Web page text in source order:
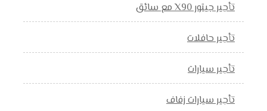
تأجير جيتور X90 مع سائق
تأجير حافلات
تأجير سيارات
تأجير سيارات زفاف